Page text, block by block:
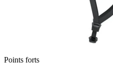
Points forts